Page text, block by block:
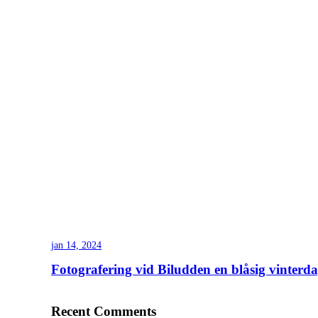
jan 14, 2024
Fotografering vid Biludden en blåsig
Recent Comments